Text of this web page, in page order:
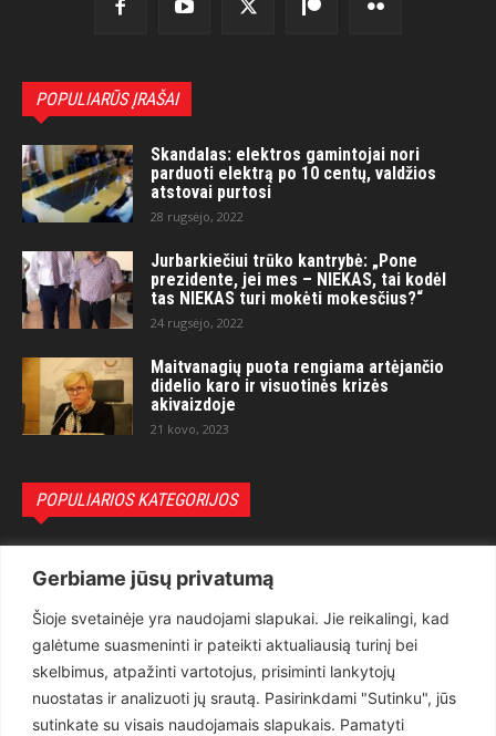
Gerbiame jūsų privatumą
Šioje svetainėje yra naudojami slapukai. Jie reikalingi, kad
galėtume suasmeninti ir pateikti aktualiausią turinį bei
skelbimus, atpažinti vartotojus, prisiminti lankytojų
nuostatas ir analizuoti jų srautą. Pasirinkdami "Sutinku", jūs
sutinkate su visais naudojamais slapukais. Pamatyti
POPULIARŪS ĮRAŠAI
Skandalas: elektros gamintojai nori
parduoti elektrą po 10 centų, valdžios
atstovai purtosi
28 rugsėjo, 2022
Jurbarkiečiui trūko kantrybė: „Pone
prezidente, jei mes – NIEKAS, tai kodėl
tas NIEKAS turi mokėti mokesčius?“
24 rugsėjo, 2022
Maitvanagių puota rengiama artėjančio
didelio karo ir visuotinės krizės
akivaizdoje
21 kovo, 2023
POPULIARIOS KATEGORIJOS
Teisėsauga
1497
Aktualu
Lietuva
619
Pasaulis